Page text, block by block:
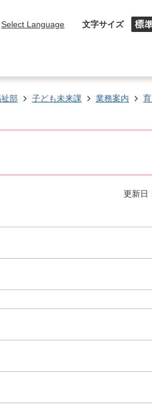
Select Language 文字サイズ
部 子ども未来課 業務案内
更新日